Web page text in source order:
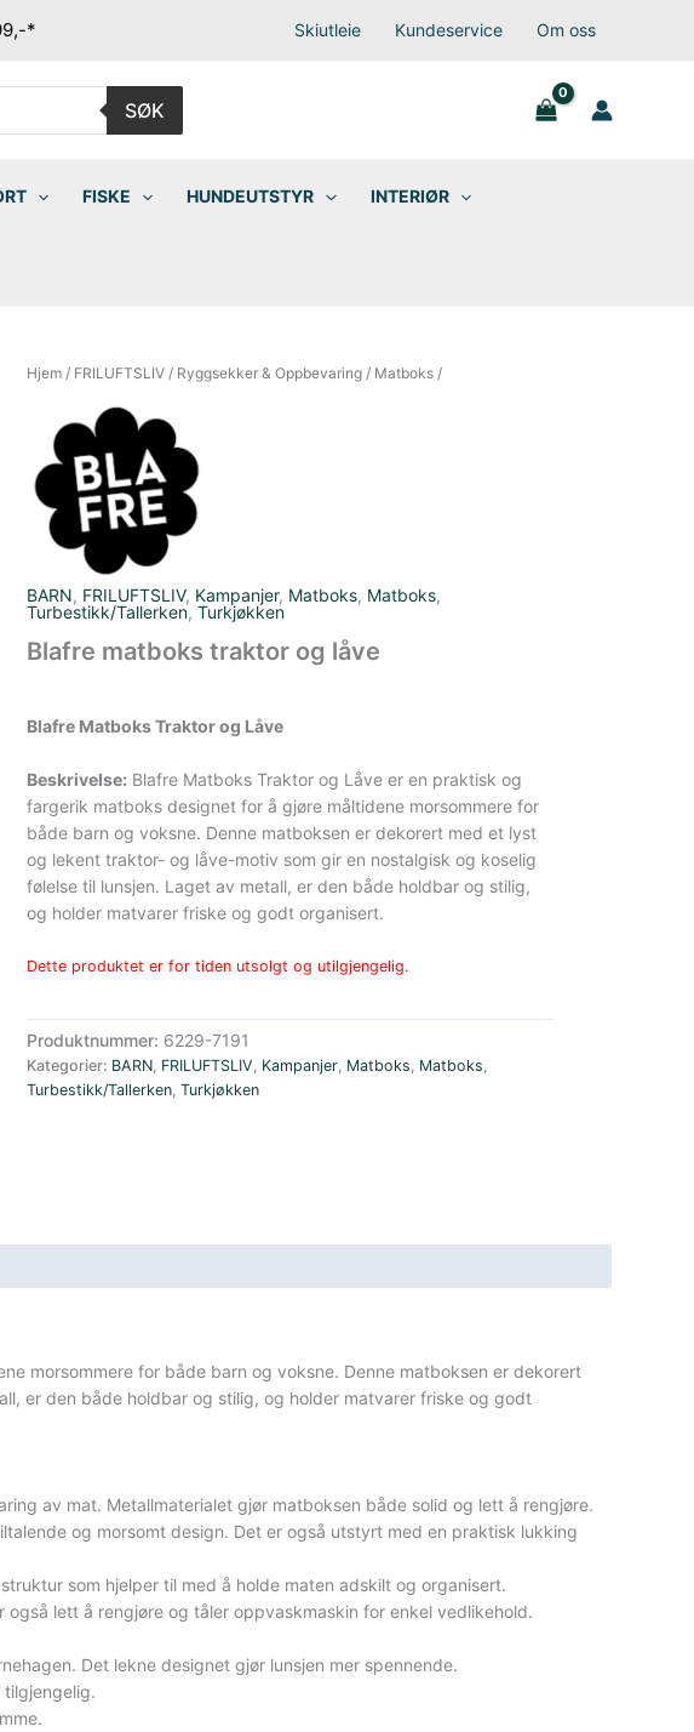
* Skiutleie Kundeservice Om oss
SØK
FISKE HUNDEUTSTYR INTERIØR
Hjem/ FRILUFTSLIV/ Ryggsekker & Oppbevaring/ Matboks/
BARN, FRILUFTSLIV, Kampanjer, Matboks, Matboks,
Turbestikk/Tallerken, Turkjøkken
Blafre matboks traktor og låve
Blafre Matboks Traktor og Låve
Beskrivelse: Blafre Matboks Traktor og Låve er en praktisk og
fargerik matboks designet for å gjøre måltidene morsommere for
både barn og voksne. Denne matboksen er dekorert med et lyst
og lekent traktor- og låve-motiv som gir en nostalgisk og koselig
følelse til lunsjen. Laget av metall, er den både holdbar og stilig,
og holder matvarer friske og godt organisert.
Dette produktet er for tiden utsolgt og utilgjengelig.
Produktnummer: 6229-7191
Kategorier: BARN, FRILUFTSLIV, Kampanjer, Matboks, Matboks,
Turbestikk/Tallerken, Turkjøkken
morsommere for både barn og voksne. Denne matboksen er dekorert
er den både holdbar og stilig, og holder matvarer friske og godt
av mat. Metallmaterialet gjør matboksen både solid og lett å rengjøre.
og morsomt design. Det er også utstyrt med en praktisk lukking
som hjelper til med å holde maten adskilt og organisert.
lett å rengjøre og tåler oppvaskmaskin for enkel vedlikehold.
Det lekne designet gjør lunsjen mer spennende.